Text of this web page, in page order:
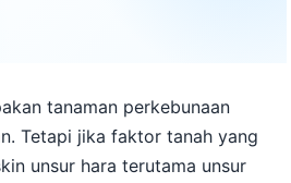
tanaman perkebunaan
Tetapi jika faktor tanah yang
unsur hara terutama unsur